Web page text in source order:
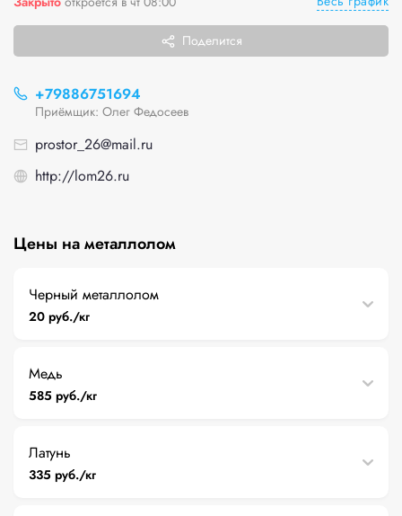
Поделится
+79886751694
Приёмщик: Олег Федосеев
prostor_26@mail.ru
http://lom26.ru
Цены на металлолом
Черный металлолом
20 руб./кг
Медь
585 руб./кг
Латунь
335 руб./кг